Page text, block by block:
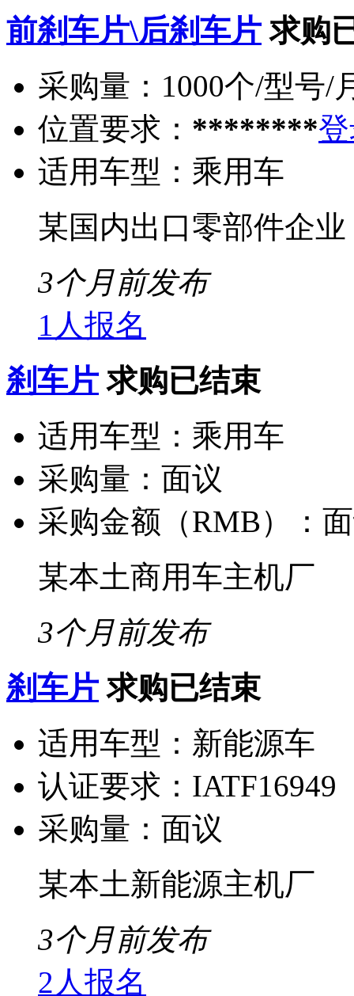
前刹车片\后刹车片 求购
采购量： 1000个/型号/
位置要求： ********
适用车型： 乘用车
某国内出口零部件企业
3个月前发布
1人报名
刹车片 求购已结束
适用车型： 乘用车
采购量： 面议
采购金额（RMB）：
某本土商用车主机厂
3个月前发布
刹车片 求购已结束
适用车型： 新能源车
认证要求： IATF16949
采购量： 面议
某本土新能源主机厂
3个月前发布
2人报名